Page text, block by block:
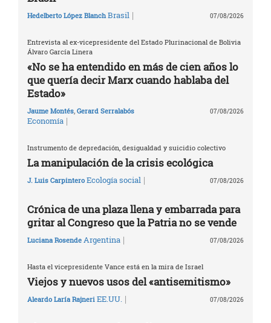
Hedelberto López Blanch Brasil | 07/08/2026
Entrevista al ex-vicepresidente del Estado Plurinacional de Bolivia
Álvaro García Linera
«No se ha entendido en más de cien años lo
que quería decir Marx cuando hablaba del
Estado»
Jaume Montés, Gerard Serralabós
Economía |
07/08/2026
Instrumento de depredación, desigualdad y suicidio colectivo
La manipulación de la crisis ecológica
J. Luis Carpintero Ecología social | 07/08/2026
Crónica de una plaza llena y embarrada para
gritar al Congreso que la Patria no se vende
Luciana Rosende Argentina | 07/08/2026
Hasta el vicepresidente Vance está en la mira de Israel
Viejos y nuevos usos del «antisemitismo»
Aleardo Laría Rajneri EE.UU. | 07/08/2026